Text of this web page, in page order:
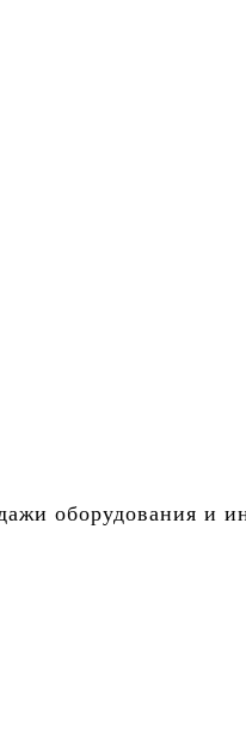
оборудования и